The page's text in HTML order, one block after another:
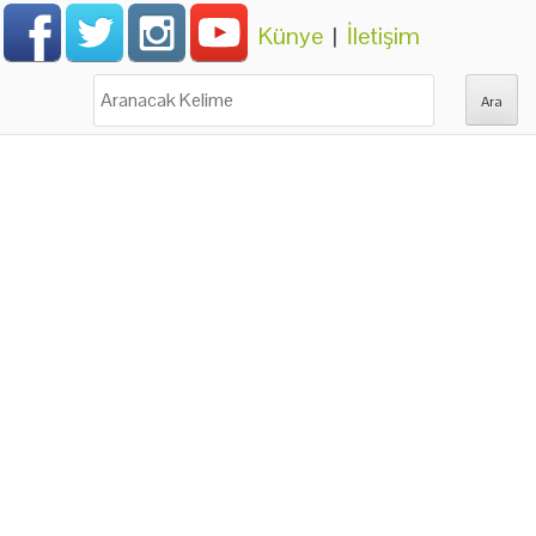
Künye | İletişim